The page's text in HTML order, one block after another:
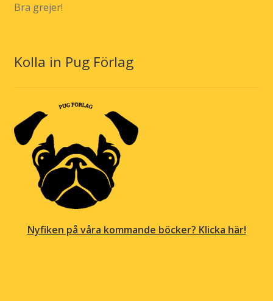
Bra grejer!
Kolla in Pug Förlag
Nyfiken på våra kommande böcker? Klicka här!